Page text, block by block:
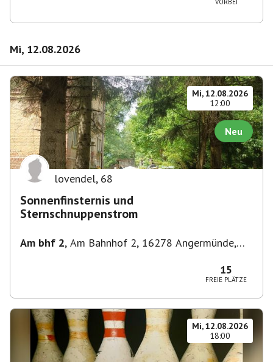
VORBEI
Mi, 12.08.2026
Mi, 12.08.2026
12:00
Neu
lovendel, 68
Sonnenfinsternis und
Sternschnuppenstrom
Am bhf 2, Am Bahnhof 2, 16278 Angermünde,
15
FREIE PLÄTZE
Mi, 12.08.2026
18:00